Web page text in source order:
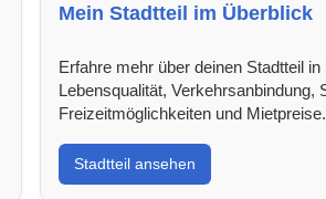
Mein Stadtteil im Überblick
Erfahre mehr über deinen Stadtteil
Lebensqualität, Verkehrsanbindung,
Freizeitmöglichkeiten und Mietpreise.
Stadtteil ansehen